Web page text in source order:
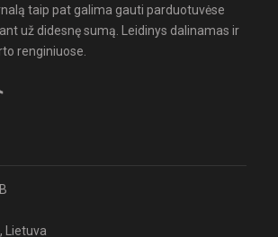
taip pat galima gauti parduotuvėse
už didesnę sumą. Leidinys dalinamas ir
renginiuose.
Lietuva